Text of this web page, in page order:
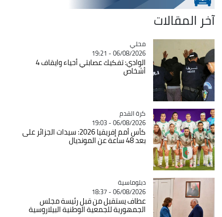
آخر المقالات
Catégorie
محلي
06/08/2026 - 19:21
الوادي: تفكيك عصابتي أحياء وايقاف 4
أشخاص
Catégorie
كرة القدم
06/08/2026 - 19:03
كأس أمم إفريقيا 2026: سيدات الجزائر على
بعد 48 ساعة عن المونديال
Catégorie
دبلوماسية
06/08/2026 - 18:37
عطاف يستقبل من قبل رئيسة مجلس
الجمهورية للجمعية الوطنية البيلاروسية